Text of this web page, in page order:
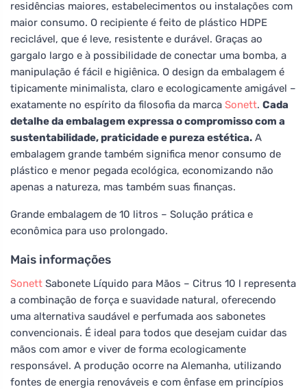
residências maiores, estabelecimentos ou instalações com
maior consumo. O recipiente é feito de plástico HDPE
reciclável, que é leve, resistente e durável. Graças ao
gargalo largo e à possibilidade de conectar uma bomba, a
manipulação é fácil e higiênica. O design da embalagem é
tipicamente minimalista, claro e ecologicamente amigável –
exatamente no espírito da filosofia da marca Sonett. Cada
detalhe da embalagem expressa o compromisso com a
sustentabilidade, praticidade e pureza estética. A
embalagem grande também significa menor consumo de
plástico e menor pegada ecológica, economizando não
apenas a natureza, mas também suas finanças.
Grande embalagem de 10 litros – Solução prática e
econômica para uso prolongado.
Mais informações
Sonett Sabonete Líquido para Mãos – Citrus 10 l representa
a combinação de força e suavidade natural, oferecendo
uma alternativa saudável e perfumada aos sabonetes
convencionais. É ideal para todos que desejam cuidar das
mãos com amor e viver de forma ecologicamente
responsável. A produção ocorre na Alemanha, utilizando
fontes de energia renováveis e com ênfase em princípios